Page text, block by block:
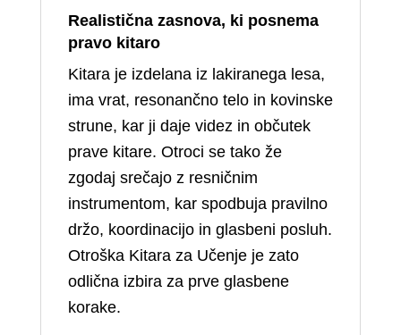
Realistična zasnova, ki posnema
pravo kitaro
Kitara je izdelana iz lakiranega lesa,
ima vrat, resonančno telo in kovinske
strune, kar ji daje videz in občutek
prave kitare. Otroci se tako že
zgodaj srečajo z resničnim
instrumentom, kar spodbuja pravilno
držo, koordinacijo in glasbeni posluh.
Otroška Kitara za Učenje je zato
odlična izbira za prve glasbene
korake.